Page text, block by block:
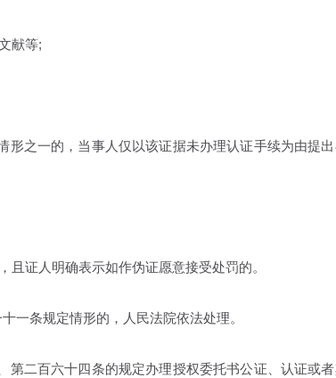
献等;
之一的，当事人仅以该证据未办理认证手续为由提
证人明确表示如作伪证愿意接受处罚的。
一条规定情形的，人民法院依法处理。
第二百六十四条的规定办理授权委托书公证、认证或